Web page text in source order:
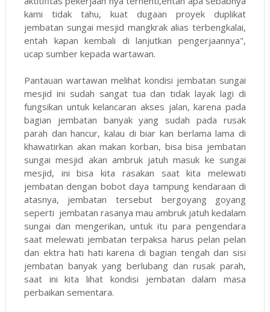
kami tidak tahu, kuat dugaan proyek duplikat
jembatan sungai mesjid mangkrak alias terbengkalai,
entah kapan kembali di lanjutkan pengerjaannya",
ucap sumber kepada wartawan.
Pantauan wartawan melihat kondisi jembatan sungai
mesjid ini sudah sangat tua dan tidak layak lagi di
fungsikan untuk kelancaran akses jalan, karena pada
bagian jembatan banyak yang sudah pada rusak
parah dan hancur, kalau di biar kan berlama lama di
khawatirkan akan makan korban, bisa bisa jembatan
sungai mesjid akan ambruk jatuh masuk ke sungai
mesjid, ini bisa kita rasakan saat kita melewati
jembatan dengan bobot daya tampung kendaraan di
atasnya, jembatan tersebut bergoyang goyang
seperti jembatan rasanya mau ambruk jatuh kedalam
sungai dan mengerikan, untuk itu para pengendara
saat melewati jembatan terpaksa harus pelan pelan
dan ektra hati hati karena di bagian tengah dan sisi
jembatan banyak yang berlubang dan rusak parah,
saat ini kita lihat kondisi jembatan dalam masa
perbaikan sementara.